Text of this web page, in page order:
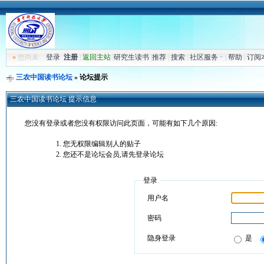
»您尚未 登录 注册| 返回主站| 研究生读书| 推荐| 搜索| 社区服务 帮助 订阅
三农中国读书论坛» 论坛提示
三农中国读书论坛 提示信息
您没有登录或者您没有权限访问此页面，可能有如下几个原因:
您无权限编辑别人的贴子
您还不是论坛会员,请先登录论坛
登录
用户名
密码
隐身登录 是